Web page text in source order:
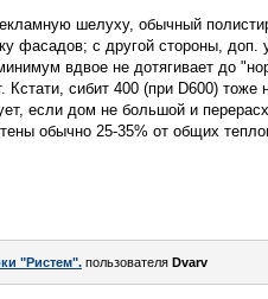
шелуху, обычный
фасадов; с другой стороны, доп.
вдвое не дотягивает до
сибит 400 (при D600)
если дом не большой и
обычно 25-35% от общих
"Ристем". пользователя Dvarv